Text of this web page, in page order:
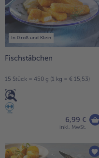
In Groß und Klein
Fischstäbchen
15 Stück = 450 g (1 kg = € 15,53)
6,99 €
inkl. MwSt.